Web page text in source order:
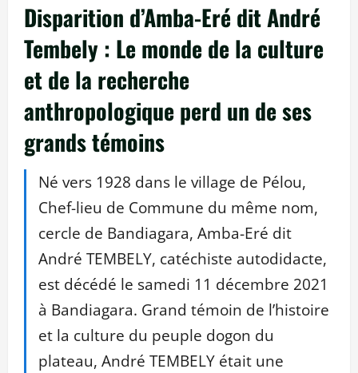
Disparition d’Amba-Eré dit André
Tembely : Le monde de la culture
et de la recherche
anthropologique perd un de ses
grands témoins
Né vers 1928 dans le village de Pélou,
Chef-lieu de Commune du même nom,
cercle de Bandiagara, Amba-Eré dit
André TEMBELY, catéchiste autodidacte,
est décédé le samedi 11 décembre 2021
à Bandiagara. Grand témoin de l’histoire
et la culture du peuple dogon du
plateau, André TEMBELY était une